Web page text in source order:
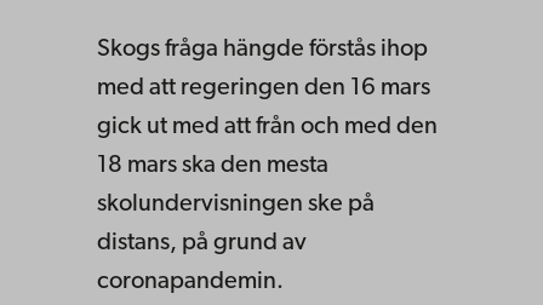
Skogs fråga hängde förstås ihop
med att regeringen den 16 mars
gick ut med att från och med den
18 mars ska den mesta
skolundervisningen ske på
distans, på grund av
coronapandemin.